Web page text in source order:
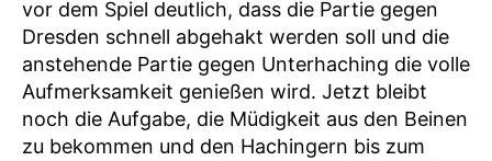
vor dem Spiel deutlich, dass die Partie gegen
Dresden schnell abgehakt werden soll und die
anstehende Partie gegen Unterhaching die volle
Aufmerksamkeit genießen wird. Jetzt bleibt
noch die Aufgabe, die Müdigkeit aus den Beinen
zu bekommen und den Hachingern bis zum